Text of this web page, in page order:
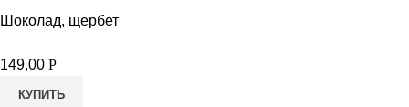
Шоколад, щербет
149,00 Р
КУПИТЬ